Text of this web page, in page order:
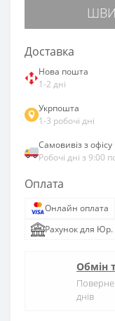
Доставка
Нова пошта
1-2 дні
Укрпошта
1-3 робочі дні
Самовивіз з офісу
Робочі дні з 9:00
Оплата
Онлайн оплата
Рахунок для Юр.
Обмін
днів